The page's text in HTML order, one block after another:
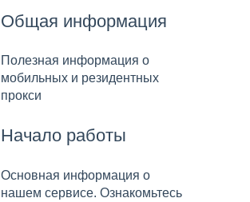
Общая информация
Полезная информация о
мобильных и резидентных
прокси
Начало работы
Основная информация о
нашем сервисе. Ознакомьтесь